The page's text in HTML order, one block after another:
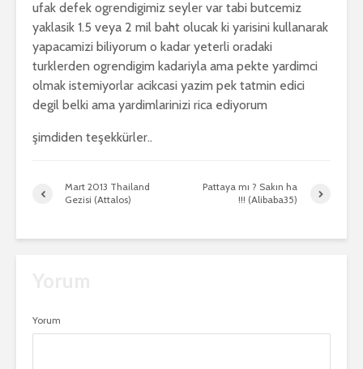
ufak defek ogrendigimiz seyler var tabi butcemiz
yaklasik 1.5 veya 2 mil baht olucak ki yarisini kullanarak
yapacamizi biliyorum o kadar yeterli oradaki
turklerden ogrendigim kadariyla ama pekte yardimci
olmak istemiyorlar acikcasi yazim pek tatmin edici
degil belki ama yardimlarinizi rica ediyorum
şimdiden teşekkürler..
Mart 2013 Thailand
Gezisi (Attalos)
Pattaya mı ? Sakın ha
!!! (Alibaba35)
Yorum